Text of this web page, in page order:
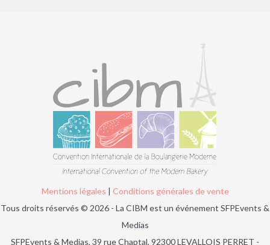
Mentions légales | Conditions générales de vente
Tous droits réservés © 2026 - La CIBM est un événement SFPEvents &
Medias
SFPEvents & Medias, 39 rue Chaptal, 92300 LEVALLOIS PERRET -